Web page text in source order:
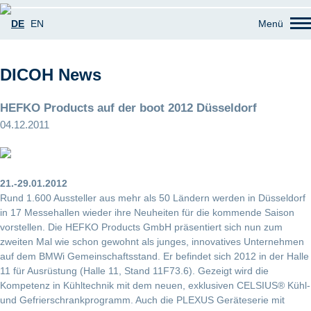
Menü
DE EN
DICOH News
HEFKO Products auf der boot 2012 Düsseldorf
04.12.2011
21.-29.01.2012
Rund 1.600 Aussteller aus mehr als 50 Ländern werden in Düsseldorf
in 17 Messehallen wieder ihre Neuheiten für die kommende Saison
vorstellen. Die HEFKO Products GmbH präsentiert sich nun zum
zweiten Mal wie schon gewohnt als junges, innovatives Unternehmen
auf dem BMWi Gemeinschaftsstand. Er befindet sich 2012 in der Halle
11 für Ausrüstung (Halle 11, Stand 11F73.6). Gezeigt wird die
Kompetenz in Kühltechnik mit dem neuen, exklusiven CELSIUS® Kühl-
und Gefrierschrankprogramm. Auch die PLEXUS Geräteserie mit